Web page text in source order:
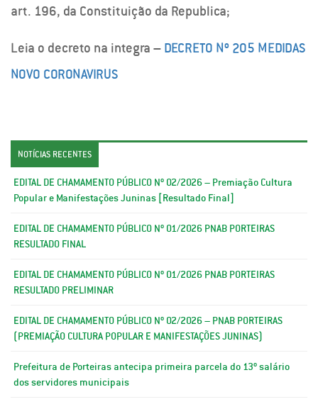
art. 196, da Constituição da Republica;
Leia o decreto na integra – DECRETO Nº 205 MEDIDAS
NOVO CORONAVIRUS
NOTÍCIAS RECENTES
EDITAL DE CHAMAMENTO PÚBLICO Nº 02/2026 – Premiação Cultura
Popular e Manifestações Juninas [Resultado Final]
EDITAL DE CHAMAMENTO PÚBLICO Nº 01/2026 PNAB PORTEIRAS
RESULTADO FINAL
EDITAL DE CHAMAMENTO PÚBLICO Nº 01/2026 PNAB PORTEIRAS
RESULTADO PRELIMINAR
EDITAL DE CHAMAMENTO PÚBLICO Nº 02/2026 – PNAB PORTEIRAS
(PREMIAÇÃO CULTURA POPULAR E MANIFESTAÇÕES JUNINAS)
Prefeitura de Porteiras antecipa primeira parcela do 13º salário
dos servidores municipais